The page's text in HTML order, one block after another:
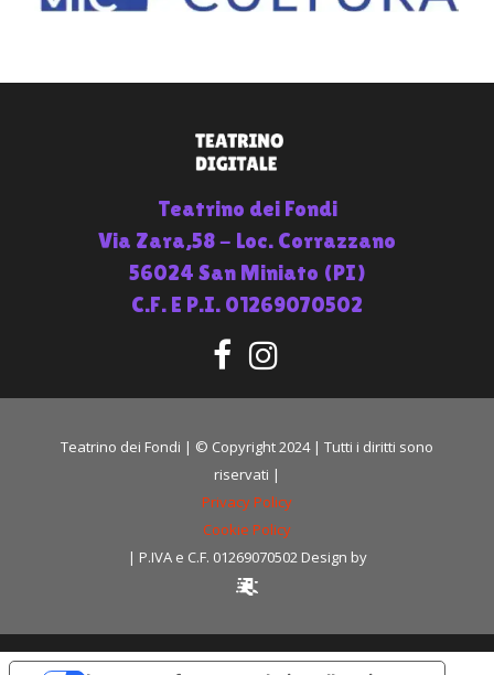
Teatrino dei Fondi
Via Zara,58 - Loc. Corrazzano
56024 San Miniato (PI)
C.F. E P.I. 01269070502
Teatrino dei Fondi | © Copyright 2024 | Tutti i diritti sono
riservati |
Privacy Policy
Cookie Policy
| P.IVA e C.F. 01269070502 Design by